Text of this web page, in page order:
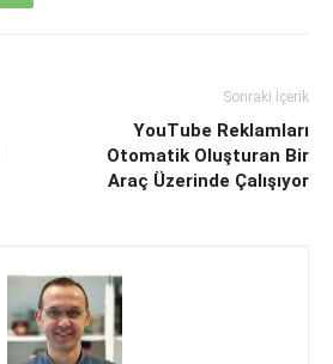
Sonraki İçerik
YouTube Reklamları
Otomatik Oluşturan Bir
Araç Üzerinde Çalışıyor